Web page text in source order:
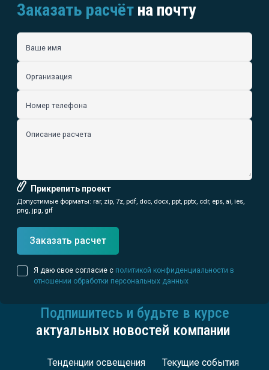
Заказать расчёт на почту
Ваше имя
Организация
Номер телефона
Описание расчета
Прикрепить проект
Допустимые форматы: rar, zip, 7z, pdf, doc, docx, ppt, pptx, cdr, eps, ai, ies,
png, jpg, gif
Заказать расчет
Я даю свое согласие с политикой конфиденциальности в
отношении обработки персональных данных
Подпишитесь и будьте в курсе
актуальных новостей компании
Тенденции освещения
Текущие события